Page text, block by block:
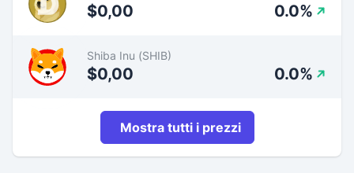
$0,00 0.0%
Shiba Inu (SHIB)
$0,00 0.0%
Mostra tutti i prezzi